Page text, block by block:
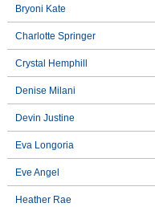
Bryoni Kate
Charlotte Springer
Crystal Hemphill
Denise Milani
Devin Justine
Eva Longoria
Eve Angel
Heather Rae